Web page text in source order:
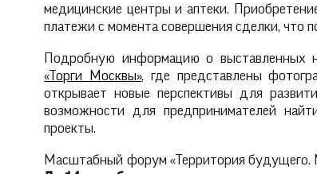
медицинские центры и аптеки.
платежи с момента совершения сделки, что
Подробную информацию о выставленных
«Торги Москвы», где представлены
открывает новые перспективы для
возможности для предпринимателей
проекты.
Масштабный форум «Территория будущего.